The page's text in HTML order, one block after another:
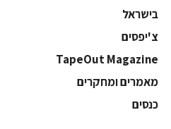
בישראל
צ'יפסים
TapeOut Magazine
מאמרים ומחקרים
כנסים